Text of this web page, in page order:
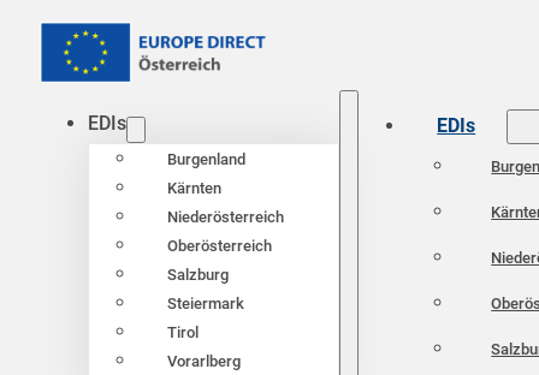
EDIs
Burgenland
Kärnten
Niederösterreich
Oberösterreich
Salzburg
Steiermark
Tirol
Vorarlberg
EDIs